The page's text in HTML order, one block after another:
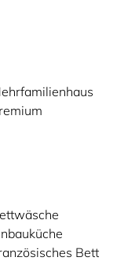
Bett